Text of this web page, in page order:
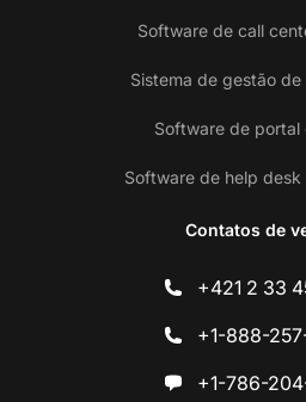
Software de call
Sistema de gestão
Software de portal
Software de help
Contatos de
+421 2 33
+1-888-
+1-786-